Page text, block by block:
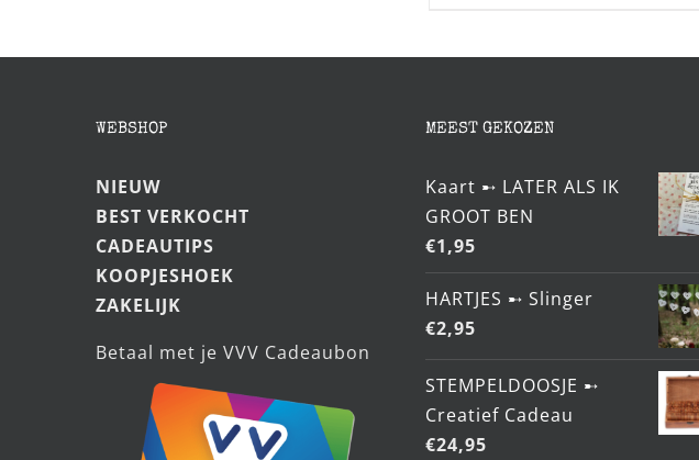
WEBSHOP
NIEUW
BEST VERKOCHT
CADEAUTIPS
KOOPJESHOEK
ZAKELIJK
Betaal met je VVV Cadeaubon
MEEST GEKOZEN
Kaart ➸ LATER ALS IK
GROOT BEN
€1,95
HARTJES ➸ Slinger
€2,95
STEMPELDOOSJE ➸
Creatief Cadeau
€24,95